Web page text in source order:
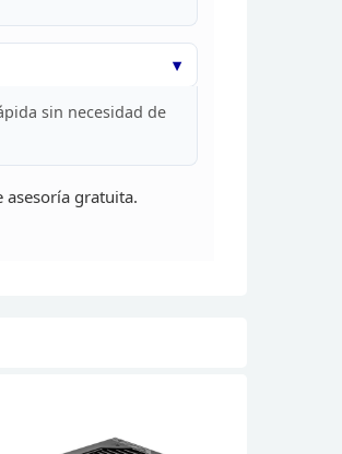
sin necesidad de
asesoría gratuita.